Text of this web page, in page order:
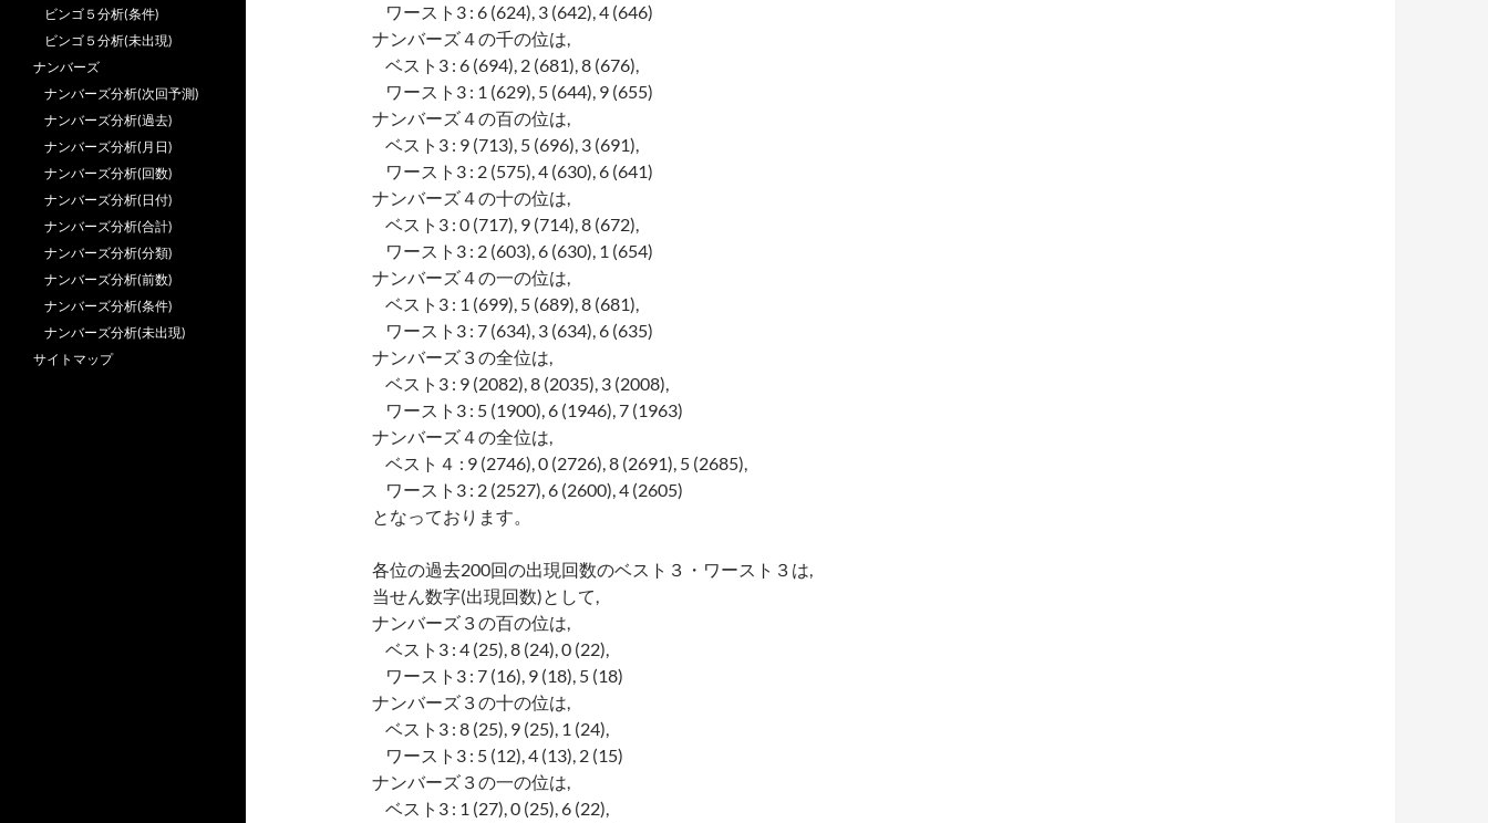
ワースト3 : 6 (624), 3 (642), 4 (646)
ナンバーズ４の千の位は,
ベスト3 : 6 (694), 2 (681), 8 (676),
ワースト3 : 1 (629), 5 (644), 9 (655)
ナンバーズ４の百の位は,
ベスト3 : 9 (713), 5 (696), 3 (691),
ワースト3 : 2 (575), 4 (630), 6 (641)
ナンバーズ４の十の位は,
ベスト3 : 0 (717), 9 (714), 8 (672),
ワースト3 : 2 (603), 6 (630), 1 (654)
ナンバーズ４の一の位は,
ベスト3 : 1 (699), 5 (689), 8 (681),
ワースト3 : 7 (634), 3 (634), 6 (635)
ナンバーズ３の全位は,
ベスト3 : 9 (2082), 8 (2035), 3 (2008),
ワースト3 : 5 (1900), 6 (1946), 7 (1963)
ナンバーズ４の全位は,
ベスト４ : 9 (2746), 0 (2726), 8 (2691), 5 (2685),
ワースト3 : 2 (2527), 6 (2600), 4 (2605)
となっております。
各位の過去200回の出現回数のベスト３・ワースト３は,
当せん数字(出現回数)として,
ナンバーズ３の百の位は,
ベスト3 : 4 (25), 8 (24), 0 (22),
ワースト3 : 7 (16), 9 (18), 5 (18)
ナンバーズ３の十の位は,
ベスト3 : 8 (25), 9 (25), 1 (24),
ワースト3 : 5 (12), 4 (13), 2 (15)
ナンバーズ３の一の位は,
ベスト3 : 1 (27), 0 (25), 6 (22),
ビンゴ５分析(条件)
ビンゴ５分析(未出現)
ナンバーズ
ナンバーズ分析(次回予測)
ナンバーズ分析(過去)
ナンバーズ分析(月日)
ナンバーズ分析(回数)
ナンバーズ分析(日付)
ナンバーズ分析(合計)
ナンバーズ分析(分類)
ナンバーズ分析(前数)
ナンバーズ分析(条件)
ナンバーズ分析(未出現)
サイトマップ